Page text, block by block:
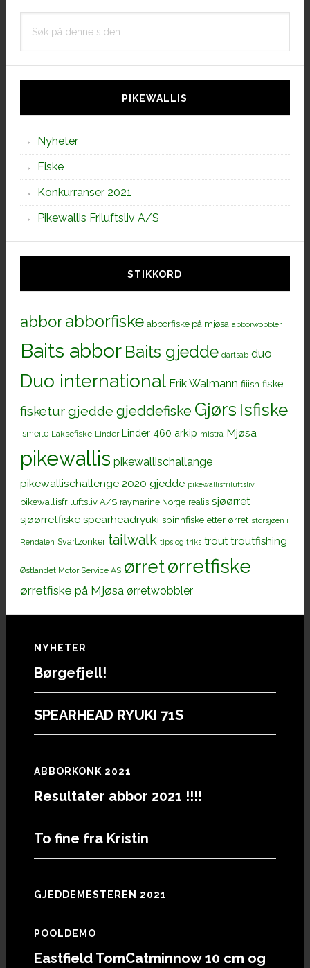
PIKEWALLIS
Nyheter
Fiske
Konkurranser 2021
Pikewallis Friluftsliv A/S
STIKKORD
abborabborfiske abborfiske på mjøsa abborwobbler
Baits abbor Baits gjedde dartsab duo
Duo international Erik Walmann fiiish fiske
fisketurgjedde gjeddefiske Gjørs Isfiske
Ismeite Laksefiske Linder Linder 460 arkip mistra Mjøsa
pikewallis pikewallischallange
pikewallischallenge 2020 gjedde pikewallisfriluftsliv
pikewallisfriluftsliv A/S raymarine Norge realis sjøørret
sjøørretfiske spearheadryuki spinnfiske etter ørret storsjøen i
Rendalen Svartzonker tailwalk tips og triks trout troutfishing
Østlandet Motor Service AS ørretørretfiske
ørretfiske på Mjøsa ørretwobbler
Footer
NYHETER
Børgefjell!
SPEARHEAD RYUKI 71S
ABBORKONK 2021
Resultater abbor 2021 !!!!
To fine fra Kristin
GJEDDEMESTEREN 2021
POOLDEMO
Eastfield TomCatminnow 10 cm og